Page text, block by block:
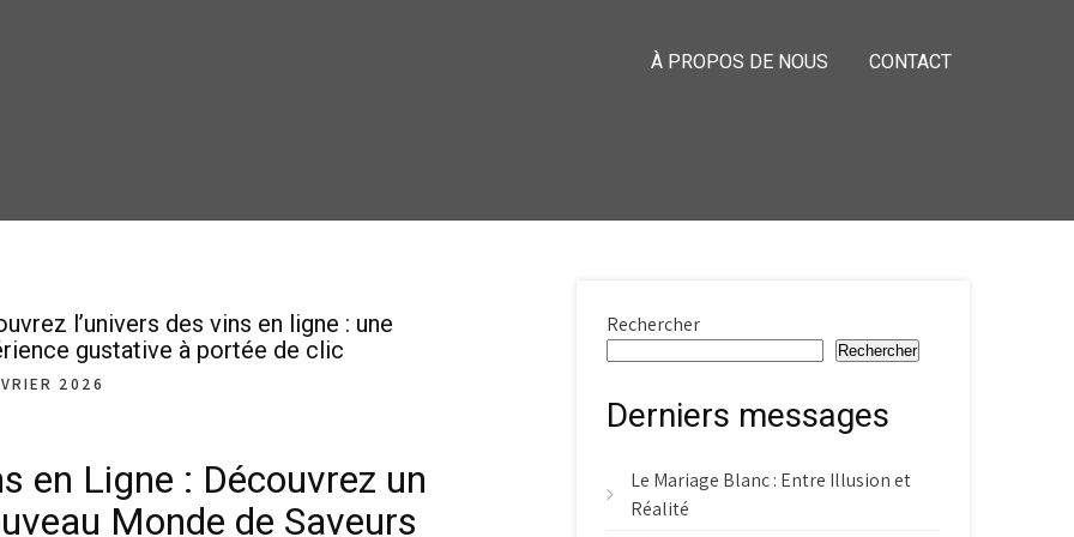
À PROPOS DE NOUS CONTACT
l’univers des vins en ligne : une
gustative à portée de clic
2026
en Ligne : Découvrez un
Monde de Saveurs
Rechercher
Rechercher
Derniers messages
Le Mariage Blanc : Entre Illusion et
Réalité